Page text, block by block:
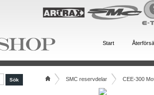
Start
SMC reservdelar CEE-300